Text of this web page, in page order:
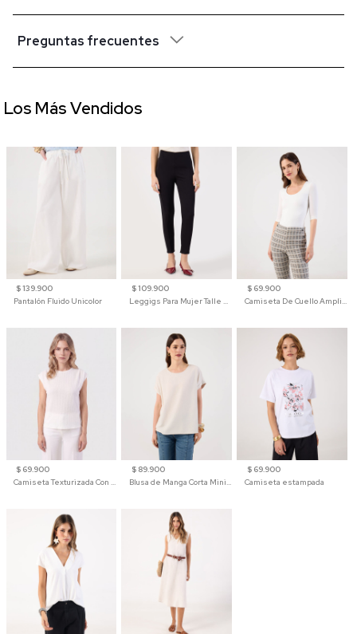
Preguntas frecuentes
$ 139.900
Pantalón Fluido Unicolor
$ 109.900
Leggigs Para Mujer Talle Alto Liso
$ 69.900
Camiseta De Cuello Amplio Y Manga 3/4 Para Mujer
$ 69.900
Camiseta Texturizada Con Hombro Caído Para Mujer
$ 89.900
Blusa de Manga Corta Minimalista para Mujer
$ 69.900
Camiseta estampada
Los Más Vendidos